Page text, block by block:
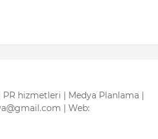
| PR hizmetleri | Medya Planlama |
| Web: